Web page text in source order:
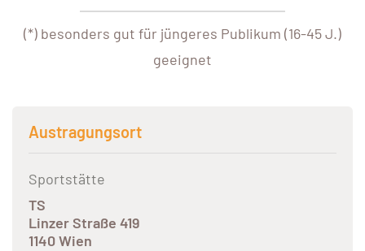
(*) besonders gut für jüngeres Publikum (16-45 J.)
geeignet
Austragungsort
Sportstätte
TS
Linzer Straße 419
1140 Wien